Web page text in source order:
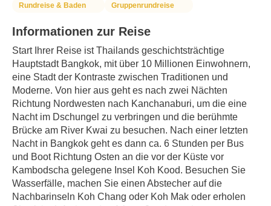
Rundreise & Baden
Gruppenrundreise
Informationen zur Reise
Start Ihrer Reise ist Thailands geschichtsträchtige
Hauptstadt Bangkok, mit über 10 Millionen Einwohnern,
eine Stadt der Kontraste zwischen Traditionen und
Moderne. Von hier aus geht es nach zwei Nächten
Richtung Nordwesten nach Kanchanaburi, um die eine
Nacht im Dschungel zu verbringen und die berühmte
Brücke am River Kwai zu besuchen. Nach einer letzten
Nacht in Bangkok geht es dann ca. 6 Stunden per Bus
und Boot Richtung Osten an die vor der Küste vor
Kambodscha gelegene Insel Koh Kood. Besuchen Sie
Wasserfälle, machen Sie einen Abstecher auf die
Nachbarinseln Koh Chang oder Koh Mak oder erholen